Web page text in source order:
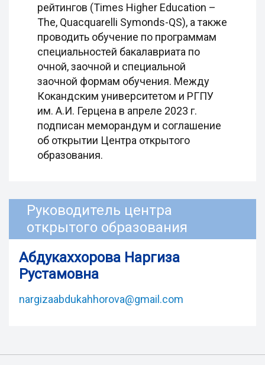
рейтингов (Times Higher Education –
The, Quacquarelli Symonds-QS), а также
проводить обучение по программам
специальностей бакалавриата по
очной, заочной и специальной
заочной формам обучения. Между
Кокандским университетом и РГПУ
им. А.И. Герцена в апреле 2023 г.
подписан меморандум и соглашение
об открытии Центра открытого
образования.
Руководитель центра
открытого образования
Абдукаххорова Наргиза
Рустамовна
nargizaabdukahhorova@gmail.com